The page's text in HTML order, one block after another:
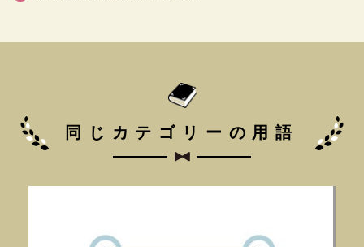
同じカテゴリーの用語